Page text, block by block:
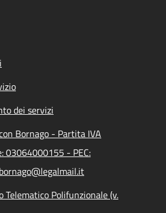
dei servizi
Bornago - Partita IVA
03064000155 - PEC:
Telematico Polifunzionale (v.